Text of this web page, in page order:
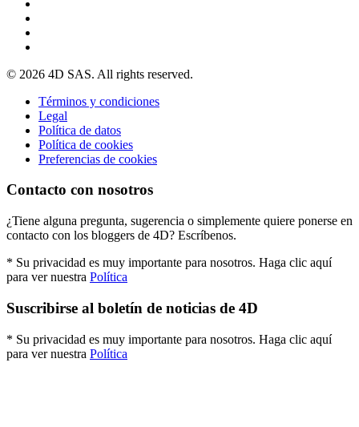
© 2026 4D SAS. All rights reserved.
Términos y condiciones
Legal
Política de datos
Política de cookies
Preferencias de cookies
Contacto con nosotros
¿Tiene alguna pregunta, sugerencia o simplemente quiere ponerse en
contacto con los bloggers de 4D? Escríbenos.
* Su privacidad es muy importante para nosotros. Haga clic aquí
para ver nuestra Política
Suscribirse al boletín de noticias de 4D
* Su privacidad es muy importante para nosotros. Haga clic aquí
para ver nuestra Política